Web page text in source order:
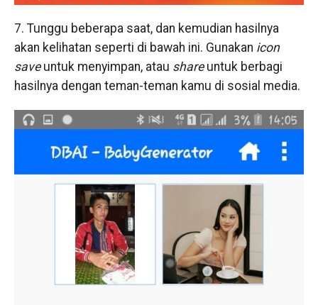
7. Tunggu beberapa saat, dan kemudian hasilnya
akan kelihatan seperti di bawah ini. Gunakan icon
save untuk menyimpan, atau share untuk berbagi
hasilnya dengan teman-teman kamu di sosial media.